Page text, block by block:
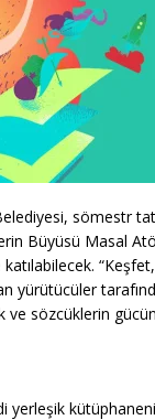
sömestr
Büyüsü Masal
yürütücüler
ve sözcüklerin
yerleşik